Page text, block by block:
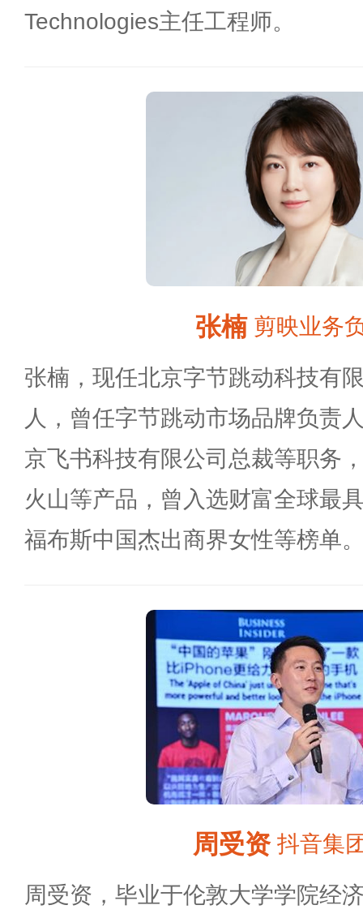
Technologies主任工程师。
张楠 剪映业务
张楠，现任北京字节跳动科技有
人，曾任字节跳动市场品牌负责
京飞书科技有限公司总裁等职务
火山等产品，曾入选财富全球最
福布斯中国杰出商界女性等榜单
周受资 抖音集
周受资，毕业于伦敦大学学院经